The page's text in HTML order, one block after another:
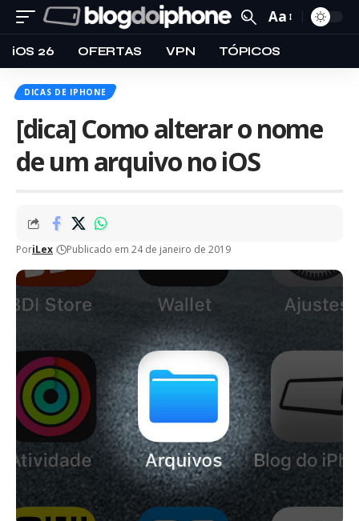
Aa
iOS 26 OFERTAS VPN TÓPICOS
DICAS DE IPHONE
[dica] Como alterar o nome
de um arquivo no iOS
PoriLex Publicado em 24 de janeiro de 2019